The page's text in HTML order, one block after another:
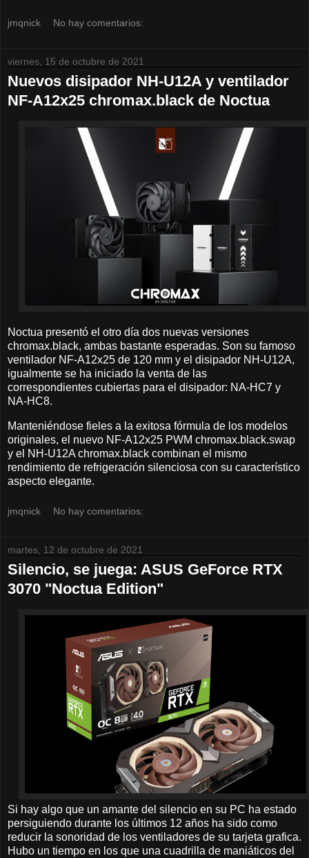
jmqnick No hay comentarios:
viernes, 15 de octubre de 2021
Nuevos disipador NH-U12A y ventilador
NF-A12x25 chromax.black de Noctua
Noctua presentó el otro día dos nuevas versiones
chromax.black, ambas bastante esperadas. Son su famoso
ventilador NF-A12x25 de 120 mm y el disipador NH-U12A,
igualmente se ha iniciado la venta de las
correspondientes cubiertas para el disipador: NA-HC7 y
NA-HC8.
Manteniéndose fieles a la exitosa fórmula de los modelos
originales, el nuevo NF-A12x25 PWM chromax.black.swap
y el NH-U12A chromax.black combinan el mismo
rendimiento de refrigeración silenciosa con su característico
aspecto elegante.
jmqnick No hay comentarios:
martes, 12 de octubre de 2021
Silencio, se juega: ASUS GeForce RTX
3070 "Noctua Edition"
Si hay algo que un amante del silencio en su PC ha estado
persiguiendo durante los últimos 12 años ha sido como
reducir la sonoridad de los ventiladores de su tarjeta grafica.
Hubo un tiempo en los que una cuadrilla de maniáticos del